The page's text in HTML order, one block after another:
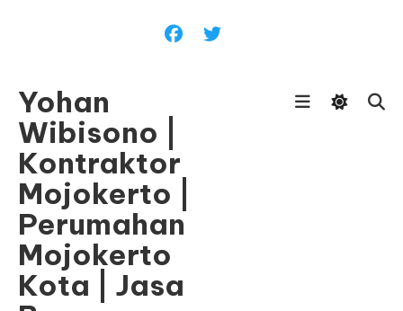
Yohan
Wibisono |
Kontraktor
Mojokerto |
Perumahan
Mojokerto
Kota | Jasa